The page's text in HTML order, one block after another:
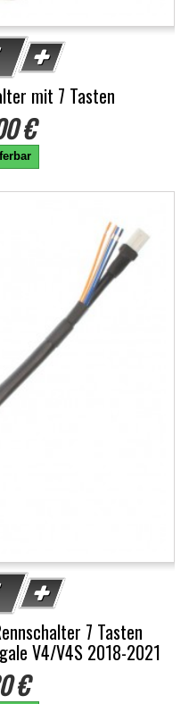
mit 7 Tasten
€
7 Tasten
V4/V4S 2018-2021
€